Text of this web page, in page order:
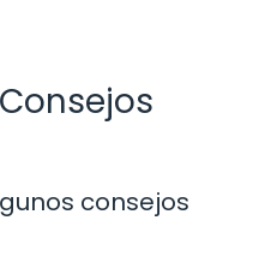
consejos